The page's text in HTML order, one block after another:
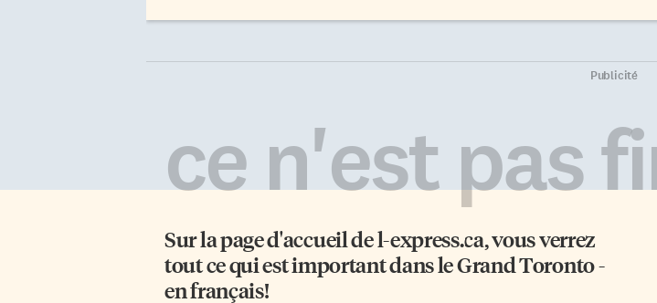
Publicité
ce n'est pas
Sur la page d'accueil del-express.ca, vous verrez
tout ce qui est important dans le Grand Toronto -
en français!